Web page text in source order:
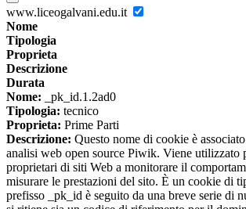
www.liceogalvani.edu.it
Nome
Tipologia
Proprieta
Descrizione
Durata
Nome: _pk_id.1.2ad0
Tipologia: tecnico
Proprieta: Prime Parti
Descrizione: Questo nome di cookie è
analisi web open source Piwik. Viene utilizzato
proprietari di siti Web a monitorare il
misurare le prestazioni del sito. È un cookie di
prefisso _pk_id è seguito da una breve serie di